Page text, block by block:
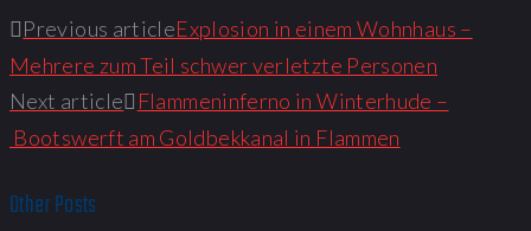
Previous articleExplosion in einem Wohnhaus –
Mehrere zum Teil schwer verletzte Personen
Next article
Flammeninferno in Winterhude –
Bootswerft am Goldbekkanal in Flammen
Other Posts